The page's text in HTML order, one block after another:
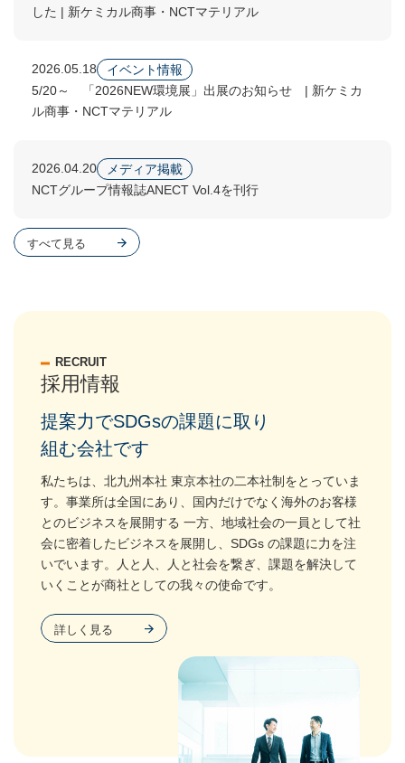
した | 新ケミカル商事・NCTマテリアル
2026.05.18
イベント情報
5/20～ 「2026NEW環境展」出展のお知らせ | 新ケミカ
ル商事・NCTマテリアル
2026.04.20
メディア掲載
NCTグループ情報誌ANECT Vol.4を刊行
すべて見る
RECRUIT
採用情報
提案力でSDGsの課題に取り
組む会社です
私たちは、北九州本社 東京本社の二本社制をとっていま
す。事業所は全国にあり、国内だけでなく海外のお客様
とのビジネスを展開する 一方、地域社会の一員として社
会に密着したビジネスを展開し、SDGs の課題に力を注
いでいます。人と人、人と社会を繋ぎ、課題を解決して
いくことが商社としての我々の使命です。
詳しく見る